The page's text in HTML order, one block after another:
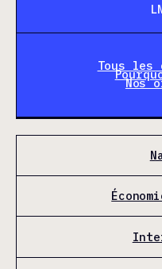
Tous les
Nos